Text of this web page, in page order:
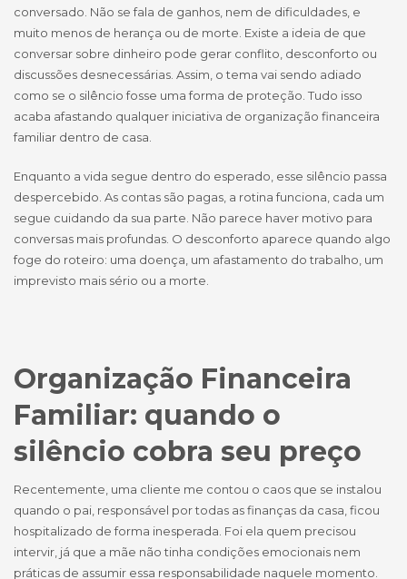
conversado. Não se fala de ganhos, nem de dificuldades, e
muito menos de herança ou de morte. Existe a ideia de que
conversar sobre dinheiro pode gerar conflito, desconforto ou
discussões desnecessárias. Assim, o tema vai sendo adiado
como se o silêncio fosse uma forma de proteção. Tudo isso
acaba afastando qualquer iniciativa de organização financeira
familiar dentro de casa.
Enquanto a vida segue dentro do esperado, esse silêncio passa
despercebido. As contas são pagas, a rotina funciona, cada um
segue cuidando da sua parte. Não parece haver motivo para
conversas mais profundas. O desconforto aparece quando algo
foge do roteiro: uma doença, um afastamento do trabalho, um
imprevisto mais sério ou a morte.
Organização Financeira
Familiar: quando o
silêncio cobra seu preço
Recentemente, uma cliente me contou o caos que se instalou
quando o pai, responsável por todas as finanças da casa, ficou
hospitalizado de forma inesperada. Foi ela quem precisou
intervir, já que a mãe não tinha condições emocionais nem
práticas de assumir essa responsabilidade naquele momento.